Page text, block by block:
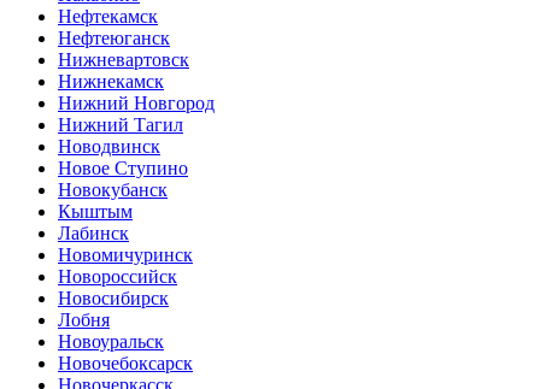
Нефтекамск
Нефтеюганск
Нижневартовск
Нижнекамск
Нижний Новгород
Нижний Тагил
Новодвинск
Новое Ступино
Новокубанск
Кыштым
Лабинск
Новомичуринск
Новороссийск
Новосибирск
Лобня
Новоуральск
Новочебоксарск
Новочеркасск